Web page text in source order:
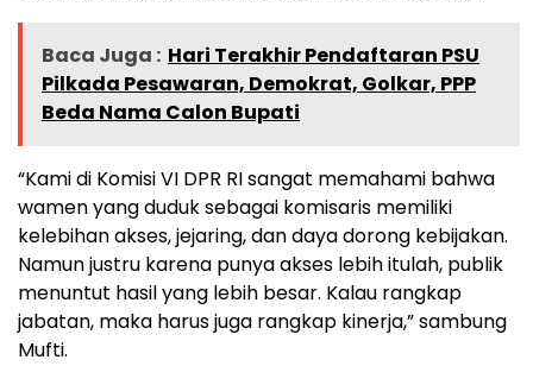
Baca Juga : Hari Terakhir Pendaftaran PSU
Pilkada Pesawaran, Demokrat, Golkar, PPP
Beda Nama Calon Bupati
“Kami di Komisi VI DPR RI sangat memahami bahwa
wamen yang duduk sebagai komisaris memiliki
kelebihan akses, jejaring, dan daya dorong kebijakan.
Namun justru karena punya akses lebih itulah, publik
menuntut hasil yang lebih besar. Kalau rangkap
jabatan, maka harus juga rangkap kinerja,” sambung
Mufti.